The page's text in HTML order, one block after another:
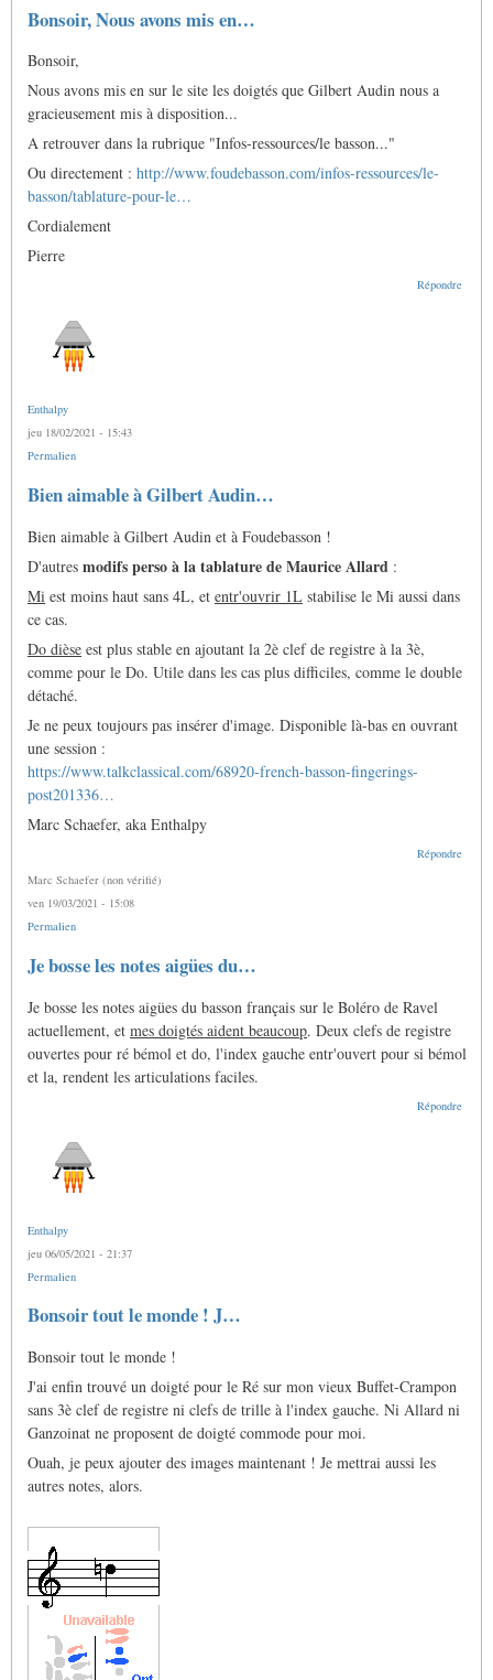
Bonsoir, Nous avons mis en…
Bonsoir,
Nous avons mis en sur le site les doigtés que Gilbert Audin nous a
gracieusement mis à disposition...
A retrouver dans la rubrique "Infos-ressources/le basson..."
Ou directement : http://www.foudebasson.com/infos-ressources/le-
basson/tablature-pour-le…
Cordialement
Pierre
Répondre
Enthalpy
jeu 18/02/2021 - 15:43
Permalien
Bien aimable à Gilbert Audin…
Bien aimable à Gilbert Audin et à Foudebasson !
D'autres modifs perso à la tablature de Maurice Allard :
Mi est moins haut sans 4L, et entr'ouvrir 1L stabilise le Mi aussi dans
ce cas.
Do dièse est plus stable en ajoutant la 2è clef de registre à la 3è,
comme pour le Do. Utile dans les cas plus difficiles, comme le double
détaché.
Je ne peux toujours pas insérer d'image. Disponible là-bas en ouvrant
une session :
https://www.talkclassical.com/68920-french-basson-fingerings-
post201336…
Marc Schaefer, aka Enthalpy
Répondre
Marc Schaefer (non vérifié)
ven 19/03/2021 - 15:08
Permalien
Je bosse les notes aigües du…
Je bosse les notes aigües du basson français sur le Boléro de Ravel
actuellement, et mes doigtés aident beaucoup. Deux clefs de registre
ouvertes pour ré bémol et do, l'index gauche entr'ouvert pour si bémol
et la, rendent les articulations faciles.
Répondre
Enthalpy
jeu 06/05/2021 - 21:37
Permalien
Bonsoir tout le monde ! J…
Bonsoir tout le monde !
J'ai enfin trouvé un doigté pour le Ré sur mon vieux Buffet-Crampon
sans 3è clef de registre ni clefs de trille à l'index gauche. Ni Allard ni
Ganzoinat ne proposent de doigté commode pour moi.
Ouah, je peux ajouter des images maintenant ! Je mettrai aussi les
autres notes, alors.